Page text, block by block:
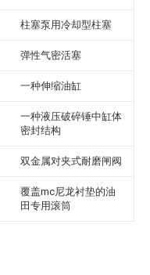
柱塞泵用冷却型柱塞
弹性气密活塞
一种伸缩油缸
一种液压破碎锤中缸体
密封结构
双金属对夹式耐磨闸阀
覆盖mc尼龙衬垫的油
田专用滚筒